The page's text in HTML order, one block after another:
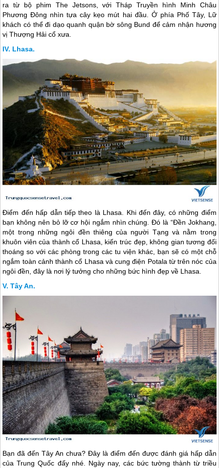
ra từ bộ phim The Jetsons, với Tháp Truyền hình Minh Châu
Phương Đông nhìn tựa cây kẹo mút hai đầu. Ở phía Phố Tây, Lữ
khách có thể đi dạo quanh quận bờ sông Bund để cảm nhận hương
vị Thượng Hải cổ xưa.
Lhasa.
Điểm đến hấp dẫn tiếp theo là Lhasa. Khi đến đây, có những điểm
bạn không nên bỏ lỡ cơ hội ngắm nhìn chúng. Đó là “Đền Jokhang,
một trong những ngôi đền thiêng của người Tạng và nằm trong
khuôn viên của thành cổ Lhasa, kiến trúc đẹp, không gian tương đối
thoáng so với các phòng trong các tu viện khác, bạn sẽ có một chỗ
ngắm toàn cảnh thành cổ Lhasa và cung điện Potala từ trên nóc của
ngôi đền, đây là nơi lý tưởng cho những bức hình đẹp về Lhasa.
Tây An.
Bạn đã đến Tây An chưa? Đây là điểm đến được đánh giá hấp dẫn
củaTrung Quốc đấy nhé. Ngày nay, các bức tường thành từ triều